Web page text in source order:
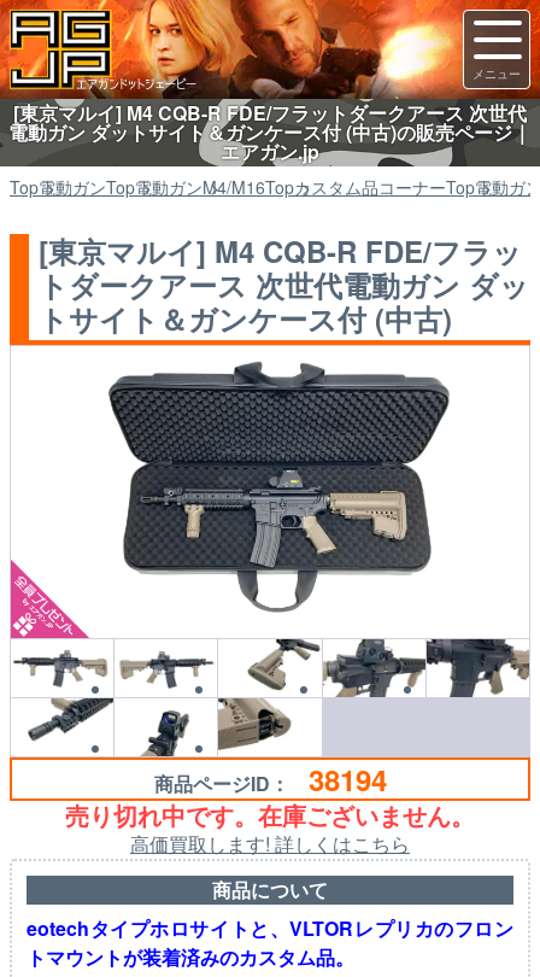
[東京マルイ] M4 CQB-R FDE/フラットダークアース 次世代
電動ガン ダットサイト＆ガンケース付 (中古)の販売ページ｜
エアガン.jp
Top電動ガンTop電動ガンM4/M16Topカスタム品コーナーTop電動ガ
[東京マルイ] M4 CQB-R FDE/フラッ
トダークアース 次世代電動ガン ダッ
トサイト＆ガンケース付 (中古)
商品ページID： 38194
売り切れ中です。在庫ございません。
高価買取します! 詳しくはこちら
商品について
eotechタイプホロサイトと、VLTORレプリカのフロン
トマウントが装着済みのカスタム品。